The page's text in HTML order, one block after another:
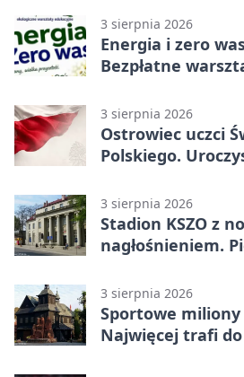
3 sierpnia 2026
Energia i zero
Bezpłatne
3 sierpnia 2026
Ostrowiec uczci
Polskiego.
3 sierpnia 2026
Stadion KSZO z
nagłośnieniem.
3 sierpnia 2026
Sportowe
Najwięcej trafi do